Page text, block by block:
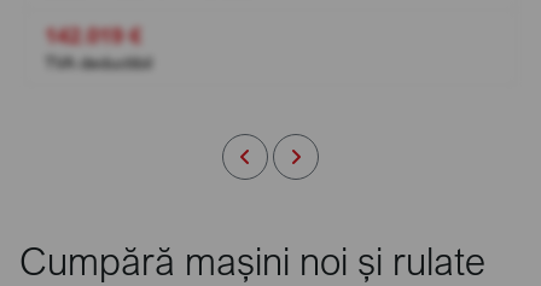
142.019 €
TVA deductibil
Cumpără mașini noi și rulate